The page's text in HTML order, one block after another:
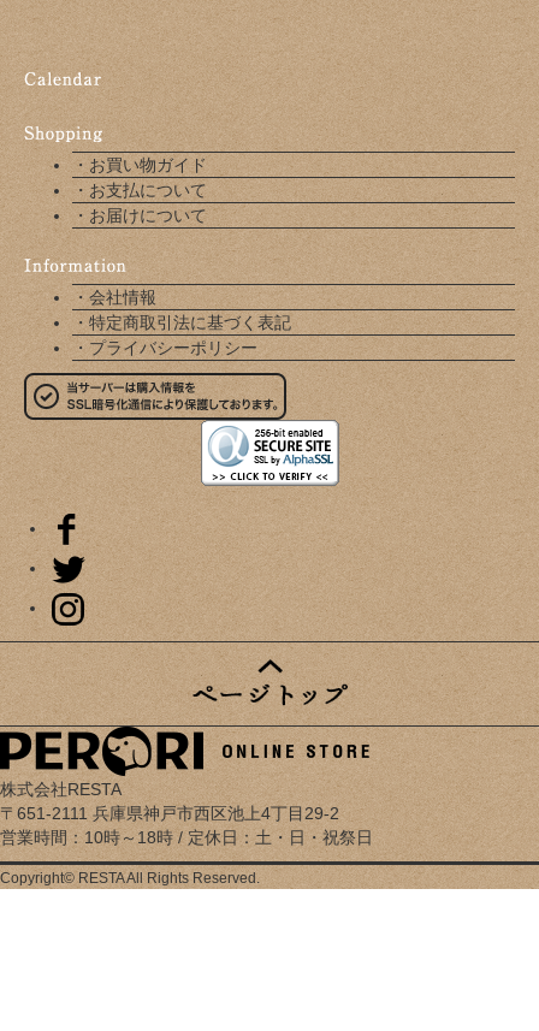
・お買い物ガイド
・お支払について
・お届けについて
・会社情報
・特定商取引法に基づく表記
・プライバシーポリシー
株式会社RESTA
〒651-2111 兵庫県神戸市西区池上4丁目29-2
営業時間：10時～18時 / 定休日：土・日・祝祭日
Copyright© RESTA All Rights Reserved.